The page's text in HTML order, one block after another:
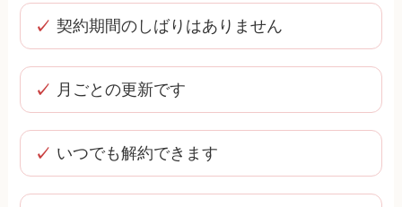
契約期間のしばりはありません
月ごとの更新です
いつでも解約できます